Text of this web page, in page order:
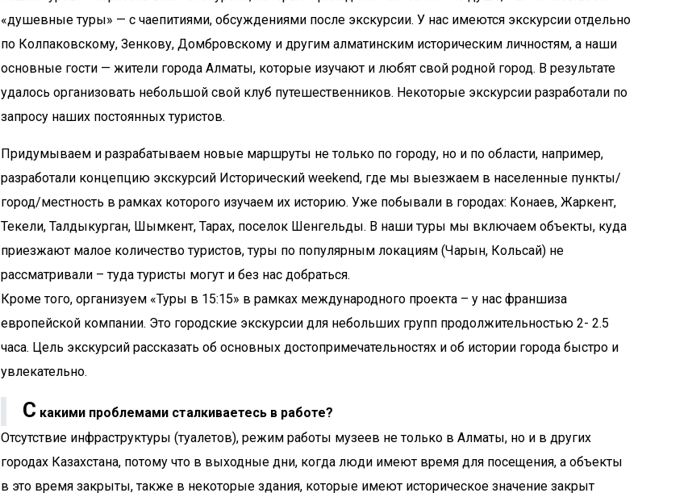
«душевные туры» — с чаепитиями, обсуждениями после экскурсии. У нас имеются экскурсии отдельно
по Колпаковскому, Зенкову, Домбровскому и другим алматинским историческим личностям, а наши
основные гости — жители города Алматы, которые изучают и любят свой родной город. В результате
удалось организовать небольшой свой клуб путешественников. Некоторые экскурсии разработали по
запросу наших постоянных туристов.
Придумываем и разрабатываем новые маршруты не только по городу, но и по области, например,
разработали концепцию экскурсий Исторический weekend, где мы выезжаем в населенные пункты/
город/местность в рамках которого изучаем их историю. Уже побывали в городах: Конаев, Жаркент,
Текели, Талдыкурган, Шымкент, Тарах, поселок Шенгельды. В наши туры мы включаем объекты, куда
приезжают малое количество туристов, туры по популярным локациям (Чарын, Кольсай) не
рассматривали – туда туристы могут и без нас добраться.
Кроме того, организуем «Туры в 15:15» в рамках международного проекта – у нас франшиза
европейской компании. Это городские экскурсии для небольших групп продолжительностью 2- 2.5
часа. Цель экскурсий рассказать об основных достопримечательностях и об истории города быстро и
увлекательно.
С какими проблемами сталкиваетесь в работе?
Отсутствие инфраструктуры (туалетов), режим работы музеев не только в Алматы, но и в других
городах Казахстана, потому что в выходные дни, когда люди имеют время для посещения, а объекты
в это время закрыты, также в некоторые здания, которые имеют историческое значение закрыт